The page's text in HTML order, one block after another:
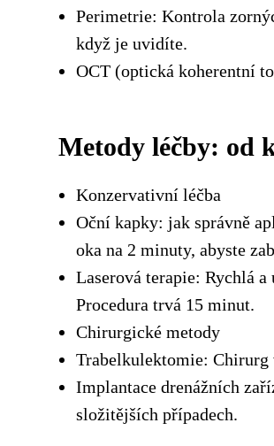
Perimetrie: Kontrola
když je uvidíte.
OCT (optická koherentní
Metody léčby: od
Konzervativní léčba
Oční kapky: jak správně
oka na 2 minuty, abyste
Laserová terapie: Rychlá
Procedura trvá 15 minut.
Chirurgické metody
Trabelkulektomie:
Implantace drenážních
složitějších případech.